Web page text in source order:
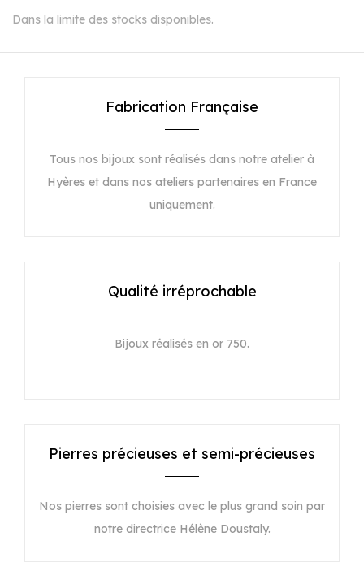
Dans la limite des stocks disponibles.
Fabrication Française
Tous nos bijoux sont réalisés dans notre atelier à
Hyères et dans nos ateliers partenaires en France
uniquement.
Qualité irréprochable
Bijoux réalisés en or 750.
Pierres précieuses et semi-précieuses
Nos pierres sont choisies avec le plus grand soin par
notre directrice Hélène Doustaly.